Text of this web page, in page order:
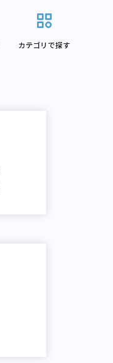
カテゴリで探す